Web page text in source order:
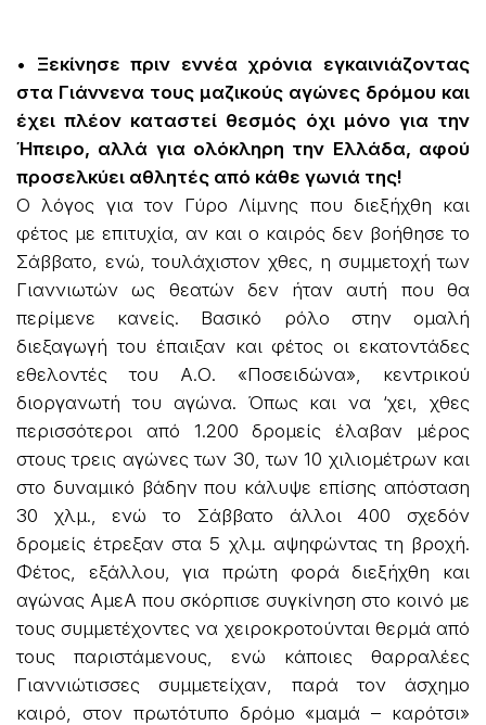
• Ξεκίνησε πριν εννέα χρόνια εγκαινιάζοντας
στα Γιάννενα τους μαζικούς αγώνες δρόμου και
έχει πλέον καταστεί θεσμός όχι μόνο για την
Ήπειρο, αλλά για ολόκληρη την Ελλάδα, αφού
προσελκύει αθλητές από κάθε γωνιά της!
Ο λόγος για τον Γύρο Λίμνης που διεξήχθη και
φέτος με επιτυχία, αν και ο καιρός δεν βοήθησε το
Σάββατο, ενώ, τουλάχιστον χθες, η συμμετοχή των
Γιαννιωτών ως θεατών δεν ήταν αυτή που θα
περίμενε κανείς. Βασικό ρόλο στην ομαλή
διεξαγωγή του έπαιξαν και φέτος οι εκατοντάδες
εθελοντές του Α.Ο. «Ποσειδώνα», κεντρικού
διοργανωτή του αγώνα. Όπως και να ‘χει, χθες
περισσότεροι από 1.200 δρομείς έλαβαν μέρος
στους τρεις αγώνες των 30, των 10 χιλιομέτρων και
στο δυναμικό βάδην που κάλυψε επίσης απόσταση
30 χλμ., ενώ το Σάββατο άλλοι 400 σχεδόν
δρομείς έτρεξαν στα 5 χλμ. αψηφώντας τη βροχή.
Φέτος, εξάλλου, για πρώτη φορά διεξήχθη και
αγώνας ΑμεΑ που σκόρπισε συγκίνηση στο κοινό με
τους συμμετέχοντες να χειροκροτούνται θερμά από
τους παριστάμενους, ενώ κάποιες θαρραλέες
Γιαννιώτισσες συμμετείχαν, παρά τον άσχημο
καιρό, στον πρωτότυπο δρόμο «μαμά – καρότσι»